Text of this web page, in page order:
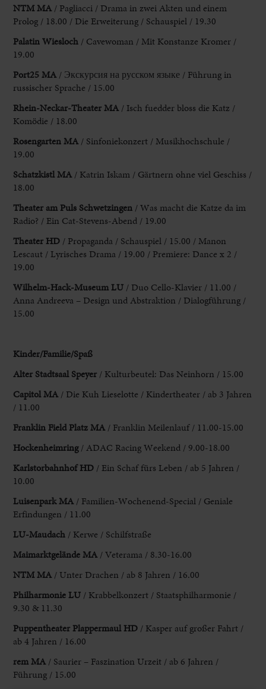
NTMMA / Pagliacci / Drama in zwei Akten und einem
Prolog / 18.00 / Die Erweiterung / Schauspiel / 19.30
Palatin Wiesloch / Cavewoman / Mit Konstanze Kromer /
19.00
Port25 MA / Экскурсия на русском языке / Führung in
russischer Sprache / 15.00
Rhein-Neckar-Theater MA / Isch fuedder bloss die Katz /
Komödie / 18.00
Rosengarten MA / Sinfoniekonzert / Musikhochschule /
19.00
SchatzkistlMA / Katrin Iskam / Gärtnern ohne viel Geschiss /
18.00
Theater am Puls Schwetzingen / Was macht die Katze da im
Radio? / Ein Cat-Stevens-Abend / 19.00
Theater HD / Propaganda / Schauspiel / 15.00 / Manon
Lescaut / Lyrisches Drama / 19.00 / Premiere: Dance x 2 /
19.00
Wilhelm-Hack-Museum LU / Duo Cello-Klavier / 11.00 /
Anna Andreeva – Design und Abstraktion / Dialogführung /
15.00
Kinder/Familie/Spaß
Alter StadtsaalSpeyer / Kulturbeutel: Das Neinhorn / 15.00
Capitol MA / Die Kuh Lieselotte / Kindertheater / ab 3 Jahren
/ 11.00
Franklin Field Platz MA / Franklin Meilenlauf / 11.00-15.00
Hockenheimring/ ADAC Racing Weekend / 9.00-18.00
Karlstorbahnhof HD /Ein Schaf fürs Leben / ab 5 Jahren /
10.00
Luisenpark MA / Familien-Wochenend-Special / Geniale
Erfindungen / 11.00
LU-Maudach / Kerwe / Schilfstraße
Maimarktgelände MA / Veterama / 8.30-16.00
NTM MA / Unter Drachen / ab 8 Jahren / 16.00
Philharmonie LU / Krabbelkonzert / Staatsphilharmonie /
9.30 & 11.30
Puppentheater PlappermaulHD / Kasper auf großer Fahrt /
ab 4 Jahren / 16.00
remMA / Saurier – Faszination Urzeit / ab 6 Jahren /
Führung / 15.00